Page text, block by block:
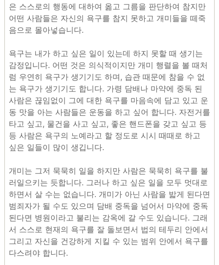
은 스스로의 행동에 대하여 옮고 그름을 판단하여 참지만
어떤 사람들은 자신의 욕구를 참지 못하고 개미들을 떼죽
음으로 몰아넣습니다.
욕구는 내가 하고 싶은 일이 있는데 하지 못할 때 생기는
감정입니다. 어떤 것은 의식적이지만 개미 행렬을 볼 때처
럼 우연히 욕구가 생기기도 하며, 습관 때문에 참을 수 없
는 욕구가 생기기도 합니다. 가령 담배나 마약에 중독 된
사람은 끊임없이 그에 대한 욕구를 마음속에 담고 있고 운
동 맛을 아는 사람들은 운동을 하고 싶어 합니다. 자전거를
타고 싶고, 물건을 사고 싶고, 좋은 핸드폰을 갖고 싶고 등
등 사람은 욕구의 노예라고 할 정도로 시시 때때로 하고
싶은 일들이 많이 생깁니다.
개미는 그저 묵묵히 일을 하지만 사람은 묵묵히 욕구를 불
러일으키는 듯합니다. 그러나 하고 싶은 일을 모두 멋대로
하면서 살 수는 없습니다. 개미가 아닌 사람을 밟게 된다면
범죄자가 될 수도 있으며 담배 중독을 넘어서 마약에 중독
된다면 병원이라고 불리는 감옥에 갈 수도 있습니다. 그래
서 스스로 현재의 욕구를 잘 돌보면서 법의 테두리 안에서
그리고 자신을 건강하게 지킬 수 있는 범위 안에서 욕구를
다스려야 합니다.